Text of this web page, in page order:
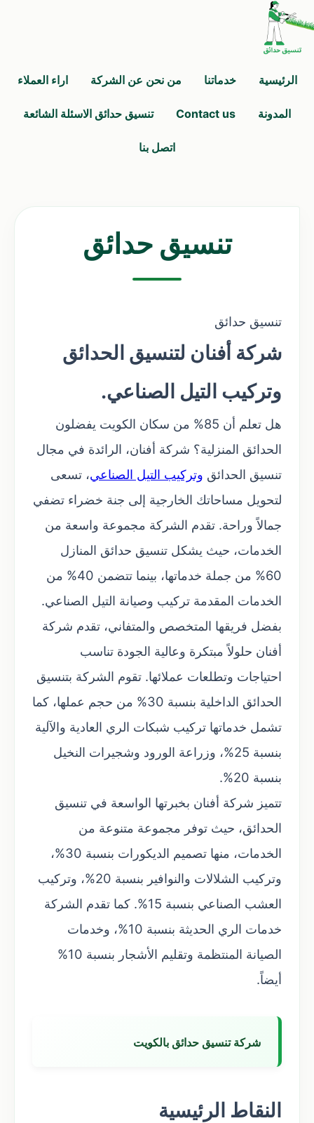
الرئيسية خدماتنا من نحن عن الشركة اراء العملاء
المدونة Contact us تنسيق حدائق الاسئلة الشائعة
اتصل بنا
تنسيق حدائق
تنسيق حدائق
شركة أفنان لتنسيق الحدائق
وتركيب التيل الصناعي.
هل تعلم أن 85% من سكان الكويت يفضلون
الحدائق المنزلية؟ شركة أفنان، الرائدة في مجال
تنسيق الحدائق وتركيب التيل الصناعي، تسعى
لتحويل مساحاتك الخارجية إلى جنة خضراء تضفي
جمالاً وراحة. تقدم الشركة مجموعة واسعة من
الخدمات، حيث يشكل تنسيق حدائق المنازل
60% من جملة خدماتها، بينما تتضمن 40% من
الخدمات المقدمة تركيب وصيانة التيل الصناعي.
بفضل فريقها المتخصص والمتفاني، تقدم شركة
أفنان حلولاً مبتكرة وعالية الجودة تناسب
احتياجات وتطلعات عملائها. تقوم الشركة بتنسيق
الحدائق الداخلية بنسبة 30% من حجم عملها، كما
تشمل خدماتها تركيب شبكات الري العادية والآلية
بنسبة 25%، وزراعة الورود وشجيرات النخيل
بنسبة 20%.
تتميز شركة أفنان بخبرتها الواسعة في تنسيق
الحدائق، حيث توفر مجموعة متنوعة من
الخدمات، منها تصميم الديكورات بنسبة 30%،
وتركيب الشلالات والنوافير بنسبة 20%، وتركيب
العشب الصناعي بنسبة 15%. كما تقدم الشركة
خدمات الري الحديثة بنسبة 10%، وخدمات
الصيانة المنتظمة وتقليم الأشجار بنسبة 10%
أيضاً.
شركة تنسيق حدائق بالكويت
النقاط الرئيسية